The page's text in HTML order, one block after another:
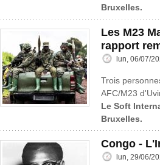
Bruxelles.
Les M23
rapport
lun, 06/07/
Trois
AFC/M23
Le Soft
Bruxelles.
Congo -
lun, 29/06/